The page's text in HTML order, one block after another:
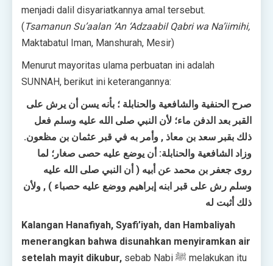
menjadi dalil disyariatkannya amal tersebut.
(Tsamanun Su’aalan ‘An ‘Adzaabil Qabri wa Na’iimihi,
Maktabatul Iman, Manshurah, Mesir)
Menurut mayoritas ulama perbuatan ini adalah
SUNNAH, berikut ini keterangannya:
صرح الحنفية والشافعية والحنابلة ؛ بأنه يسن أن يرش على
القبر بعد الدفن ماء؛ لأن النبي صلى الله عليه وسلم فعل
ذلك بقبر سعد بن معاذ , وأمر به في قبر عثمان بن مظعون.
وزاد الشافعية والحنابلة: أن يوضع عليه حصى صغار؛ لما
روى جعفر بن محمد عن أبيه ( أن النبي صلى الله عليه
وسلم رش على قبر ابنه إبراهيم ووضع عليه حصباء ) , ولأن
ذلك أثبت له
Kalangan Hanafiyah, Syafi’iyah, dan Hambaliyah
menerangkan bahwa disunahkan menyiramkan air
setelah mayit dikubur, sebab Nabi ﷺ melakukan itu